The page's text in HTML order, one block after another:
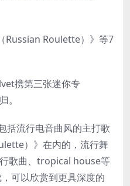
Russian Roulette）》等7
携第三张迷你专
。
括流行电音曲风的主打歌
）》在内的，流行舞
歌曲、tropical house等
可以欣赏到更具深度的